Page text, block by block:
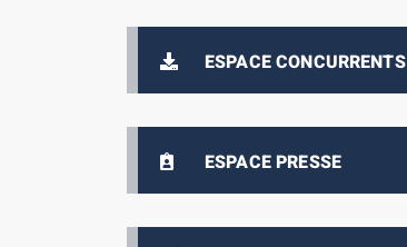
ESPACE CONCURRENTS
ESPACE PRESSE